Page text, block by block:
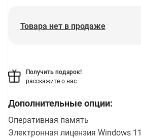
Товара нет в продаже
Получить подарок!
расскажите о нас
Дополнительные опции:
Оперативная память
Электронная лицензия Windows 11